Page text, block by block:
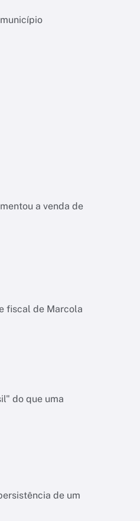
a venda de
fiscal de Marcola
do que uma
de um